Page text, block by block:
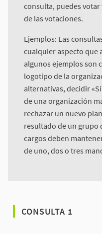
consulta, puedes
de las votaciones.
Ejemplos: Las
cualquier aspecto que
algunos ejemplos son
logotipo de la
alternativas, decidir
de una organización
rechazar un nuevo
resultado de un grupo
cargos deben
de uno, dos o tres
CONSULTA 1